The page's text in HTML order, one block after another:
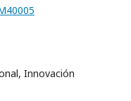
Innovación